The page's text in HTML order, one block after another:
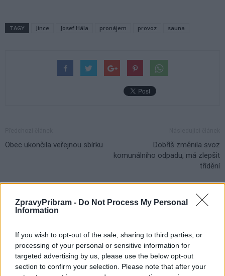
ZpravyPribram - Do Not Process My Personal
Information
If you wish to opt-out of the sale, sharing to third parties, or
processing of your personal or sensitive information for
targeted advertising by us, please use the below opt-out
section to confirm your selection. Please note that after your
TAGY Jince Josef Hála pronájem provoz sauna
Obec ukončila veřejnou sbírku
Dobříš změnila svoz
komunálního odpadu, má zlepšit
třídění
SOUVISEJÍCÍ ČLÁNKY
VÍCE OD AUTORA
Jinecko
Vojenské zdravotníky v Jincích prověřil
drsný nonstop výcvik ROLE 1